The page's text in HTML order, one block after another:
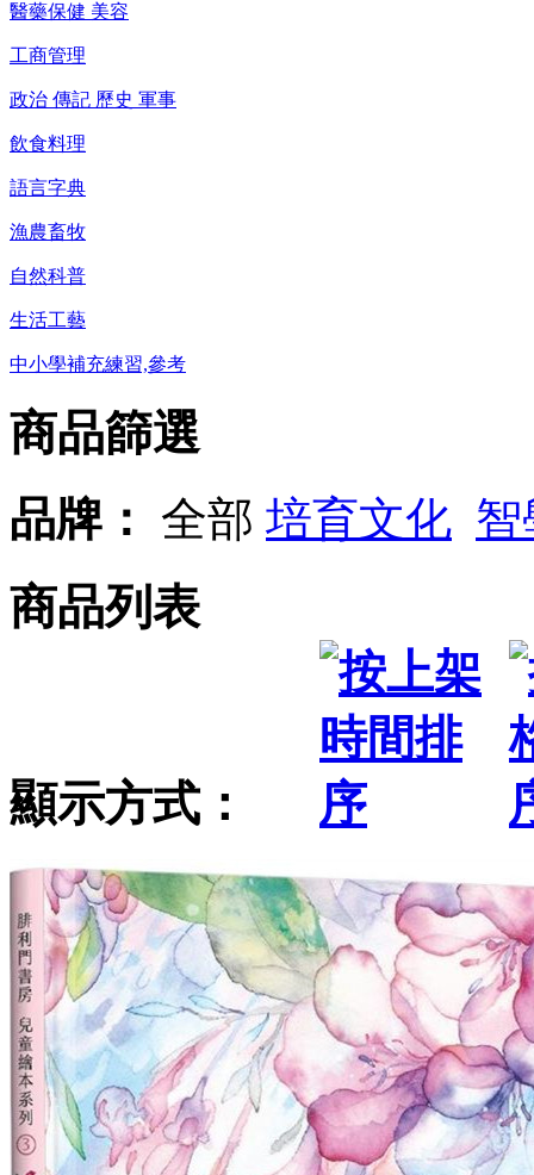
醫藥保健 美容
工商管理
政治 傳記 歷史 軍事
飲食料理
語言字典
漁農畜牧
自然科普
生活工藝
中小學補充練習,參考
商品篩選
品牌： 全部 培育文化 智
商品列表
顯示方式：